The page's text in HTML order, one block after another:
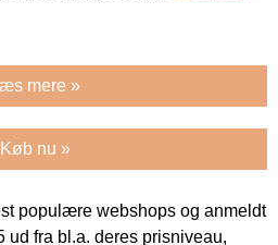
mere »
Køb nu »
populære webshops og anmeldt
ud fra bl.a. deres prisniveau,